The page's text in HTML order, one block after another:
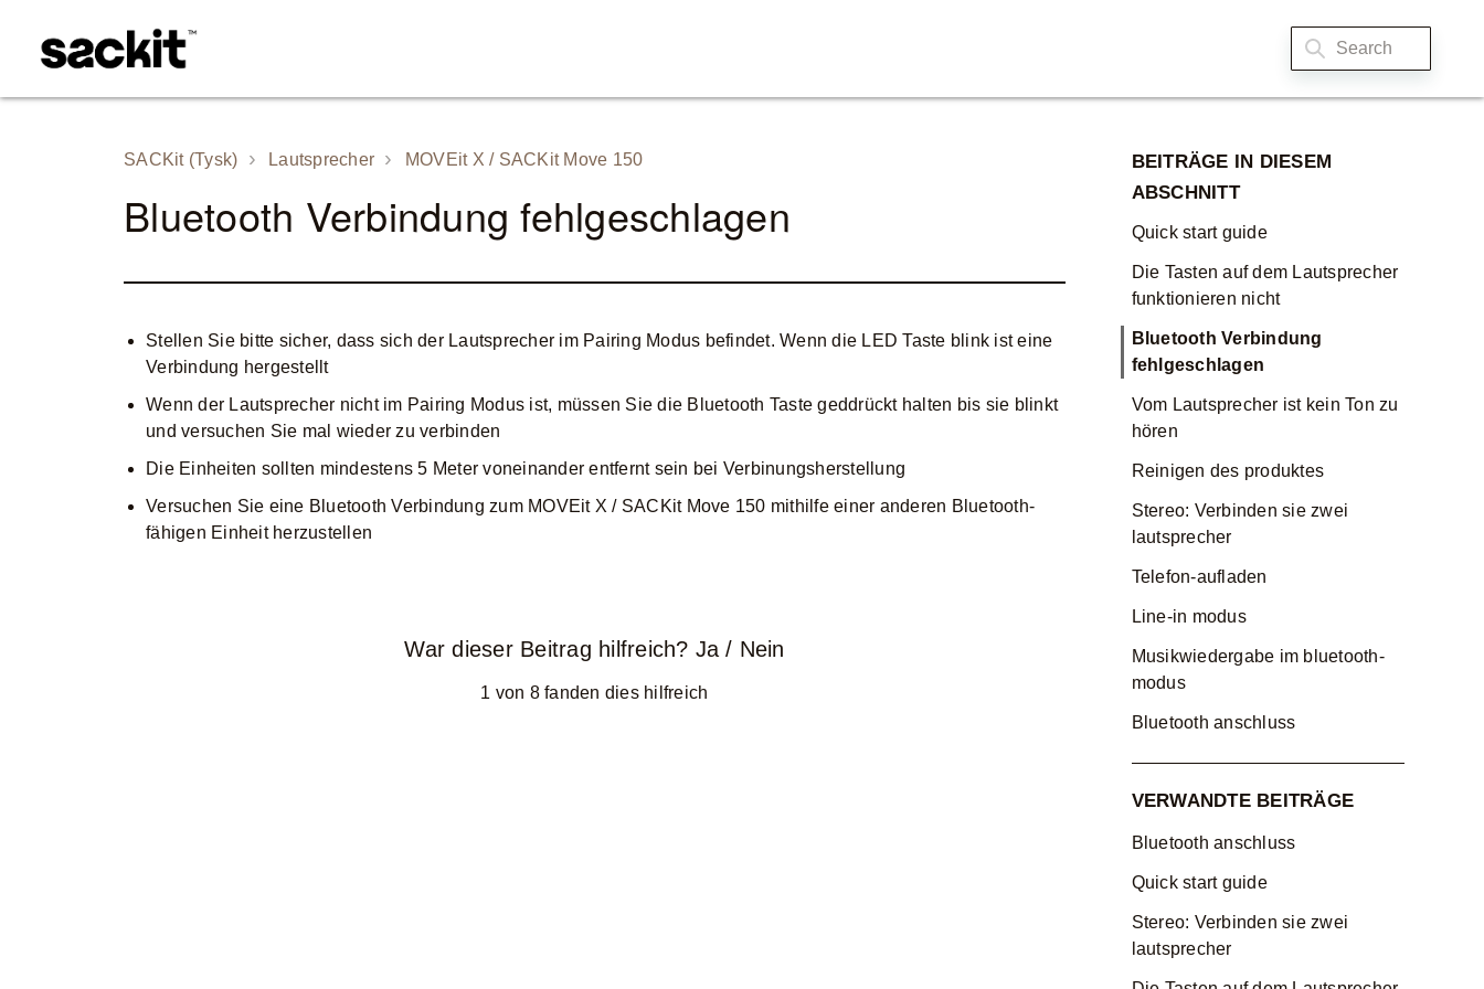
SACKit (Tysk) Lautsprecher MOVEit X / SACKit Move 150
Bluetooth Verbindung fehlgeschlagen
Stellen Sie bitte sicher, dass sich der Lautsprecher im Pairing Modus befindet. Wenn die LED Taste blink ist eine
Verbindung hergestellt
Wenn der Lautsprecher nicht im Pairing Modus ist, müssen Sie die Bluetooth Taste geddrückt halten bis sie blinkt
und versuchen Sie mal wieder zu verbinden
Die Einheiten sollten mindestens 5 Meter voneinander entfernt sein bei Verbinungsherstellung
Versuchen Sie eine Bluetooth Verbindung zum MOVEit X / SACKit Move 150 mithilfe einer anderen Bluetooth-
fähigen Einheit herzustellen
War dieser Beitrag hilfreich? Ja / Nein
1 von 8 fanden dies hilfreich
BEITRÄGE IN DIESEM
ABSCHNITT
Quick start guide
Die Tasten auf dem Lautsprecher
funktionieren nicht
Bluetooth Verbindung
fehlgeschlagen
Vom Lautsprecher ist kein Ton zu
hören
Reinigen des produktes
Stereo: Verbinden sie zwei
lautsprecher
Telefon-aufladen
Line-in modus
Musikwiedergabe im bluetooth-
modus
Bluetooth anschluss
VERWANDTE BEITRÄGE
Bluetooth anschluss
Quick start guide
Stereo: Verbinden sie zwei
lautsprecher